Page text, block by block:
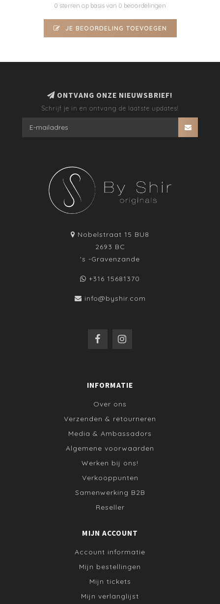
0 sterren op basis van 0 beoordelingen
JE BEOORDELING TOEVOEGEN
ONTVANG ONZE NIEUWSBRIEF!
Schrijf je in en ontvang de laatste updates!
Nobelstraat 15 BU8
2693 BC
's -Gravenzande
+316 15681370
info@byshir.com
INFORMATIE
Over ons
Verzenden & retourneren
Media & Ambassadors
Algemene voorwaarden
Werken bij ons!
Verkooppunten
Samenwerking B2B
Reseller
MIJN ACCOUNT
Account informatie
Mijn bestellingen
Mijn tickets
Mijn verlanglijst